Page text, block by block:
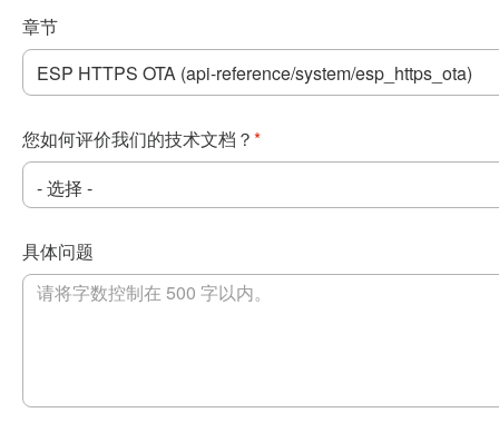
章节
您如何评价我们的技术文档？ *
具体问题